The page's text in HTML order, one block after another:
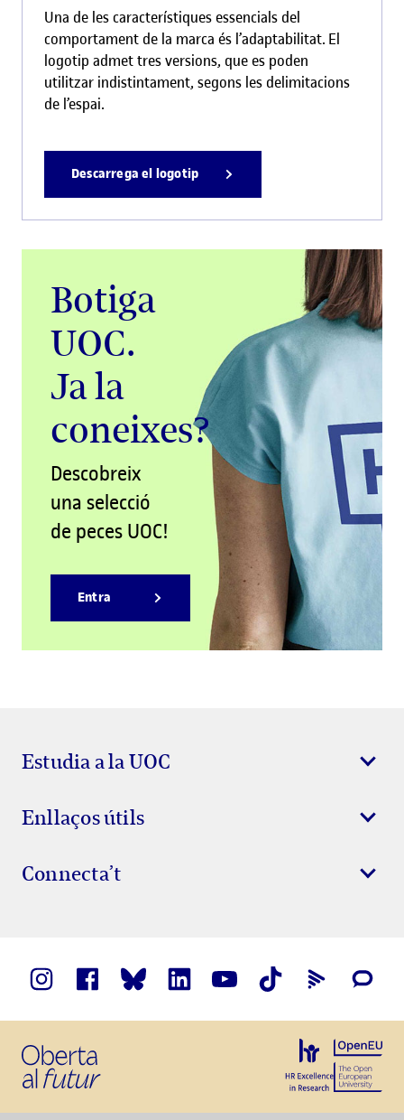
Una de les característiques essencials del
comportament de la marca és l’adaptabilitat. El
logotip admet tres versions, que es poden
utilitzar indistintament, segons les delimitacions
de l’espai.
Descarrega el logotip
Botiga
UOC.
Ja la
coneixes?
Descobreix
una selecció
de peces UOC!
Entra
Estudia a la UOC
Enllaços útils
Connecta’t